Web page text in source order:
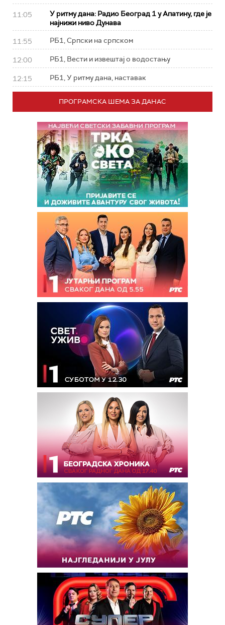
11:05
У ритму дана: Радио Београд 1 у Апатину, где је
најнижи ниво Дунава
11:55 РБ1, Српски на српском
12:00 РБ1, Вести и извештај о водостању
12:15 РБ1, У ритму дана, наставак
ПРОГРАМСКА ШЕМА ЗА ДАНАС